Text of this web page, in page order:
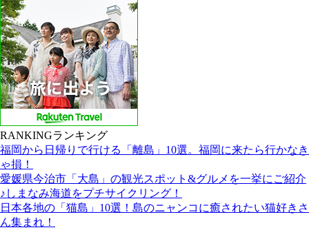
RANKINGランキング
福岡から日帰りで行ける「離島」10選。福岡に来たら行かなき
ゃ損！
愛媛県今治市「大島」の観光スポット&グルメを一挙にご紹介
♪しまなみ海道をプチサイクリング！
日本各地の「猫島」10選！島のニャンコに癒されたい猫好きさ
ん集まれ！